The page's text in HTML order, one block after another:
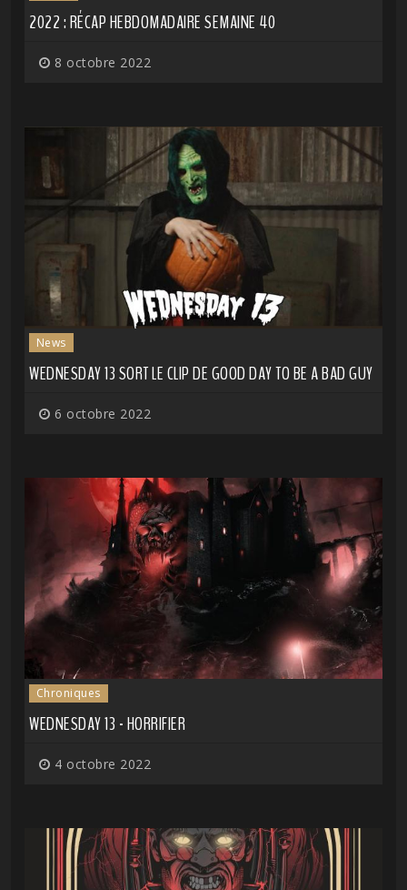
2022 : RÉCAP HEBDOMADAIRE SEMAINE 40
8 octobre 2022
News
WEDNESDAY 13 SORT LE CLIP DE GOOD DAY TO BE A BAD GUY
6 octobre 2022
Chroniques
WEDNESDAY 13 - HORRIFIER
4 octobre 2022